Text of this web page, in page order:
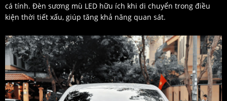
cá tính. Đèn sương mù LED hữu ích khi di chuyển trong điều
kiện thời tiết xấu, giúp tăng khả năng quan sát.